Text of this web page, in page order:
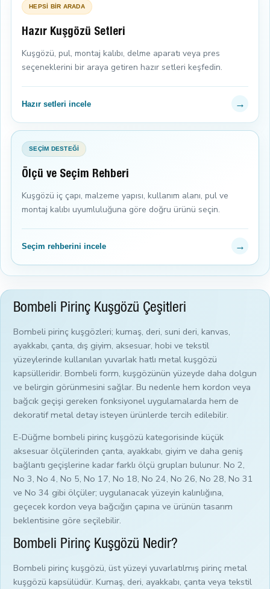
HEPSİ BİR ARADA
Hazır Kuşgözü Setleri
Kuşgözü, pul, montaj kalıbı, delme aparatı veya pres
seçeneklerini bir araya getiren hazır setleri keşfedin.
Hazır setleri incele →
SEÇİM DESTEĞİ
Ölçü ve Seçim Rehberi
Kuşgözü iç çapı, malzeme yapısı, kullanım alanı, pul ve
montaj kalıbı uyumluluğuna göre doğru ürünü seçin.
Seçim rehberini incele →
Bombeli Pirinç Kuşgözü Çeşitleri
Bombeli pirinç kuşgözleri; kumaş, deri, suni deri, kanvas,
ayakkabı, çanta, dış giyim, aksesuar, hobi ve tekstil
yüzeylerinde kullanılan yuvarlak hatlı metal kuşgözü
kapsülleridir. Bombeli form, kuşgözünün yüzeyde daha dolgun
ve belirgin görünmesini sağlar. Bu nedenle hem kordon veya
bağcık geçişi gereken fonksiyonel uygulamalarda hem de
dekoratif metal detay isteyen ürünlerde tercih edilebilir.
E-Düğme bombeli pirinç kuşgözü kategorisinde küçük
aksesuar ölçülerinden çanta, ayakkabı, giyim ve daha geniş
bağlantı geçişlerine kadar farklı ölçü grupları bulunur. No 2,
No 3, No 4, No 5, No 17, No 18, No 24, No 26, No 28, No 31
ve No 34 gibi ölçüler; uygulanacak yüzeyin kalınlığına,
geçecek kordon veya bağcığın çapına ve ürünün tasarım
beklentisine göre seçilebilir.
Bombeli Pirinç Kuşgözü Nedir?
Bombeli pirinç kuşgözü, üst yüzeyi yuvarlatılmış pirinç metal
kuşgözü kapsülüdür. Kumaş, deri, ayakkabı, çanta veya tekstil